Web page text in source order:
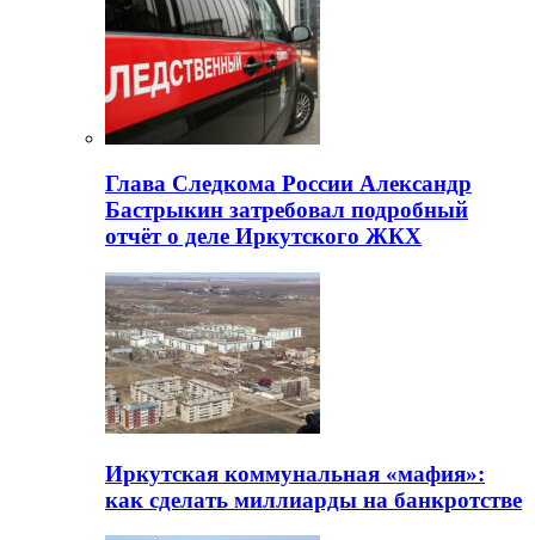
Глава Следкома России Александр
Бастрыкин затребовал подробный
отчёт о деле Иркутского ЖКХ
Иркутская коммунальная «мафия»:
как сделать миллиарды на банкротстве